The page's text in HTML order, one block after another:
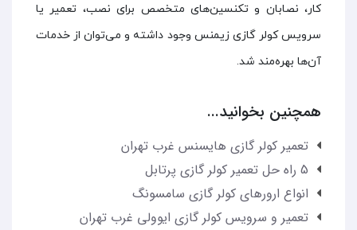
کار، نصابان و تکنسین‌های متخصص برای نصب، تعمیر یا
سرویس کولر گازی زیمنس وجود داشته و می‌توان از خدمات
آن‌ها بهره‌مند شد.
همچنین بخوانید...
تعمیر کولر گازی هایسنس غرب تهران
5 راه حل تعمیر کولر گازی پرتابل
انواع ارورهای کولر گازی سامسونگ
تعمیر و سرویس کولر گازی ایوولی غرب تهران